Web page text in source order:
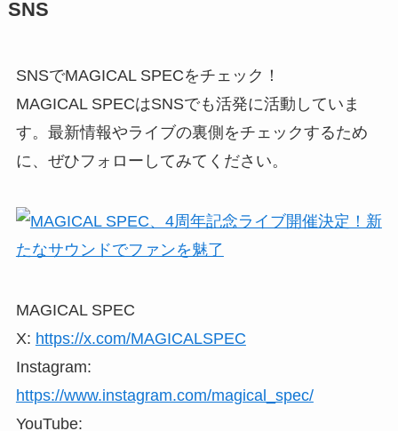
SNS
SNSでMAGICAL SPECをチェック！
MAGICAL SPECはSNSでも活発に活動していま
す。最新情報やライブの裏側をチェックするため
に、ぜひフォローしてみてください。
MAGICAL SPEC
X: https://x.com/MAGICALSPEC
Instagram:
https://www.instagram.com/magical_spec/
YouTube: